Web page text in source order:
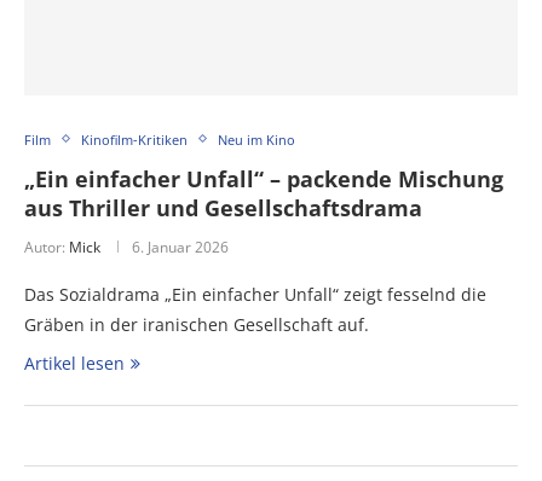
Film Kinofilm-Kritiken Neu im Kino
„Ein einfacher Unfall“ – packende Mischung
aus Thriller und Gesellschaftsdrama
Autor: Mick 6. Januar 2026
Das Sozialdrama „Ein einfacher Unfall“ zeigt fesselnd die
Gräben in der iranischen Gesellschaft auf.
Artikel lesen